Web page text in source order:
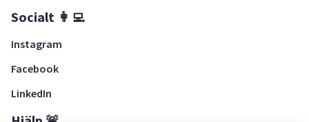
Socialt 👩‍💻
Instagram
Facebook
LinkedIn